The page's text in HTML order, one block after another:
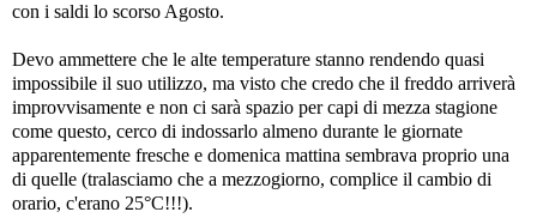
con i saldi lo scorso Agosto.
Devo ammettere che le alte temperature stanno rendendo quasi
impossibile il suo utilizzo, ma visto che credo che il freddo arriverà
improvvisamente e non ci sarà spazio per capi di mezza stagione
come questo, cerco di indossarlo almeno durante le giornate
apparentemente fresche e domenica mattina sembrava proprio una
di quelle (tralasciamo che a mezzogiorno, complice il cambio di
orario, c'erano 25°C!!!).